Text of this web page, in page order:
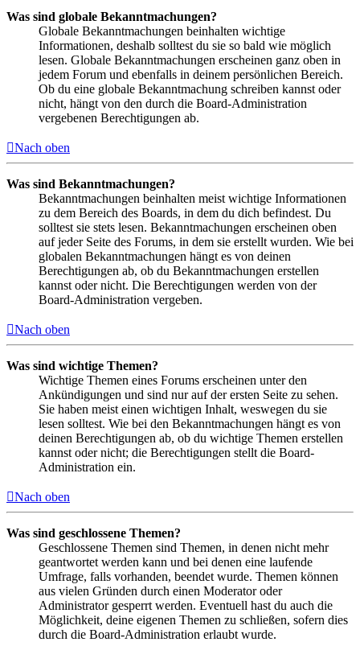
Was sind globale Bekanntmachungen?
Globale Bekanntmachungen beinhalten wichtige
Informationen, deshalb solltest du sie so bald wie möglich
lesen. Globale Bekanntmachungen erscheinen ganz oben in
jedem Forum und ebenfalls in deinem persönlichen Bereich.
Ob du eine globale Bekanntmachung schreiben kannst oder
nicht, hängt von den durch die Board-Administration
vergebenen Berechtigungen ab.
Nach oben
Was sind Bekanntmachungen?
Bekanntmachungen beinhalten meist wichtige Informationen
zu dem Bereich des Boards, in dem du dich befindest. Du
solltest sie stets lesen. Bekanntmachungen erscheinen oben
auf jeder Seite des Forums, in dem sie erstellt wurden. Wie bei
globalen Bekanntmachungen hängt es von deinen
Berechtigungen ab, ob du Bekanntmachungen erstellen
kannst oder nicht. Die Berechtigungen werden von der
Board-Administration vergeben.
Nach oben
Was sind wichtige Themen?
Wichtige Themen eines Forums erscheinen unter den
Ankündigungen und sind nur auf der ersten Seite zu sehen.
Sie haben meist einen wichtigen Inhalt, weswegen du sie
lesen solltest. Wie bei den Bekanntmachungen hängt es von
deinen Berechtigungen ab, ob du wichtige Themen erstellen
kannst oder nicht; die Berechtigungen stellt die Board-
Administration ein.
Nach oben
Was sind geschlossene Themen?
Geschlossene Themen sind Themen, in denen nicht mehr
geantwortet werden kann und bei denen eine laufende
Umfrage, falls vorhanden, beendet wurde. Themen können
aus vielen Gründen durch einen Moderator oder
Administrator gesperrt werden. Eventuell hast du auch die
Möglichkeit, deine eigenen Themen zu schließen, sofern dies
durch die Board-Administration erlaubt wurde.